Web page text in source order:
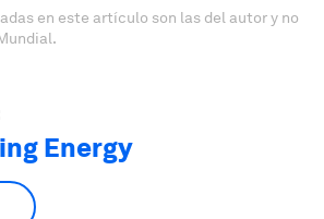
en este artículo son las del autor y no
Energy